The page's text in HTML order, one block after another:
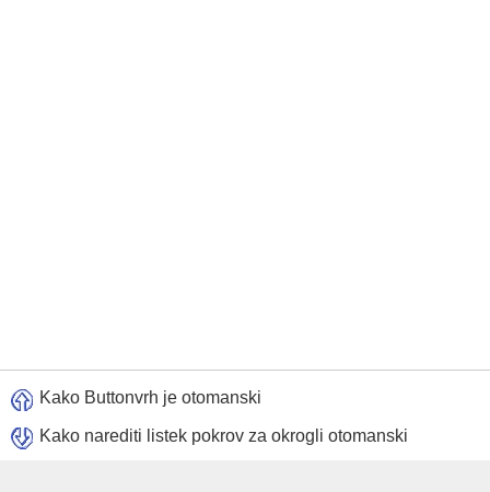
Kako Buttonvrh je otomanski
Kako narediti listek pokrov za okrogli otomanski